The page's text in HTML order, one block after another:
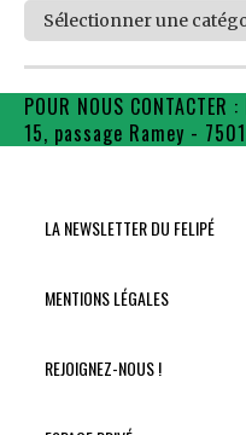
Catégories
POUR NOUS
15, passage Ramey -
LA NEWSLETTER DU FELIPÉ
MENTIONS LÉGALES
REJOIGNEZ-NOUS !